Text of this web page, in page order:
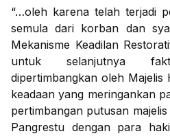
“…oleh karena telah terjadi
semula dari korban dan
Mekanisme Keadilan
untuk selanjutnya
dipertimbangkan oleh Majelis
keadaan yang meringankan
pertimbangan putusan
Pangrestu dengan para